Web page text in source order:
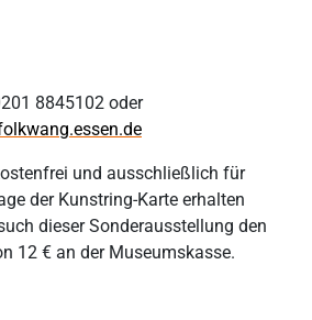
8845102 oder
und ausschließlich für
der Kunstring-Karte erhalten
dieser Sonderausstellung den
12 € an der Museumskasse.